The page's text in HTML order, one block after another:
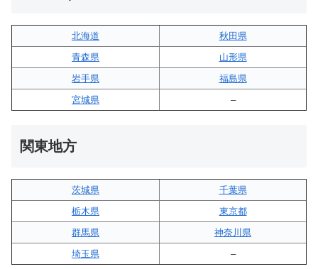
北海道
秋田県
青森県
山形県
岩手県
福島県
宮城県
–
関東地方
茨城県
千葉県
栃木県
東京都
群馬県
神奈川県
埼玉県
–